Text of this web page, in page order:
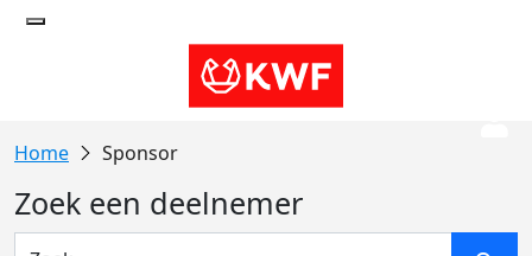
Sponsor
Zoek een deelnemer